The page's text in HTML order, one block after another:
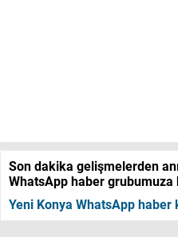
Son dakika gelişmelerden
WhatsApp haber grubumuza
Yeni Konya WhatsApp haber